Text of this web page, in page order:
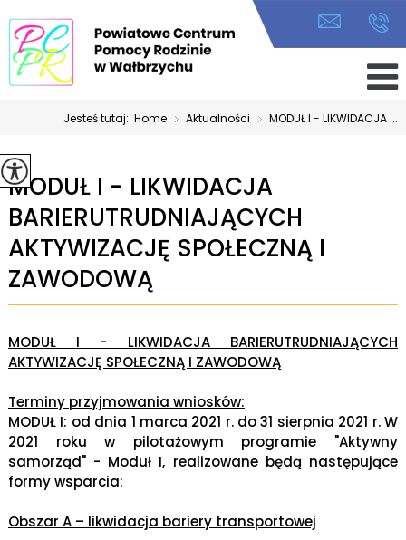
Jesteś tutaj:Home > Aktualności > MODUŁ I - LIKWIDACJA ...
MODUŁ I - LIKWIDACJA
BARIERUTRUDNIAJĄCYCH
AKTYWIZACJĘ SPOŁECZNĄ I
ZAWODOWĄ
MODUŁ I - LIKWIDACJA BARIERUTRUDNIAJĄCYCH
AKTYWIZACJĘ SPOŁECZNĄ I ZAWODOWĄ
Terminy przyjmowania wniosków:
MODUŁ I: od dnia 1 marca 2021 r. do 31 sierpnia 2021 r.W
2021 roku w pilotażowym programie "Aktywny
samorząd" - Moduł I, realizowane będą następujące
formy wsparcia:
Obszar A – likwidacja bariery transportowej